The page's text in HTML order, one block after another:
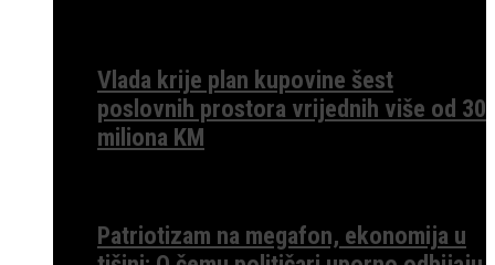
Vlada krije plan kupovine šest
poslovnih prostora vrijednih više od 30
miliona KM
Patriotizam na megafon, ekonomija u